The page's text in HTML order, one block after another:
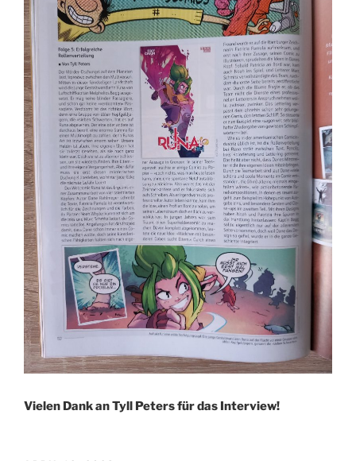
Vielen Dank an Tyll Peters für das Interview!